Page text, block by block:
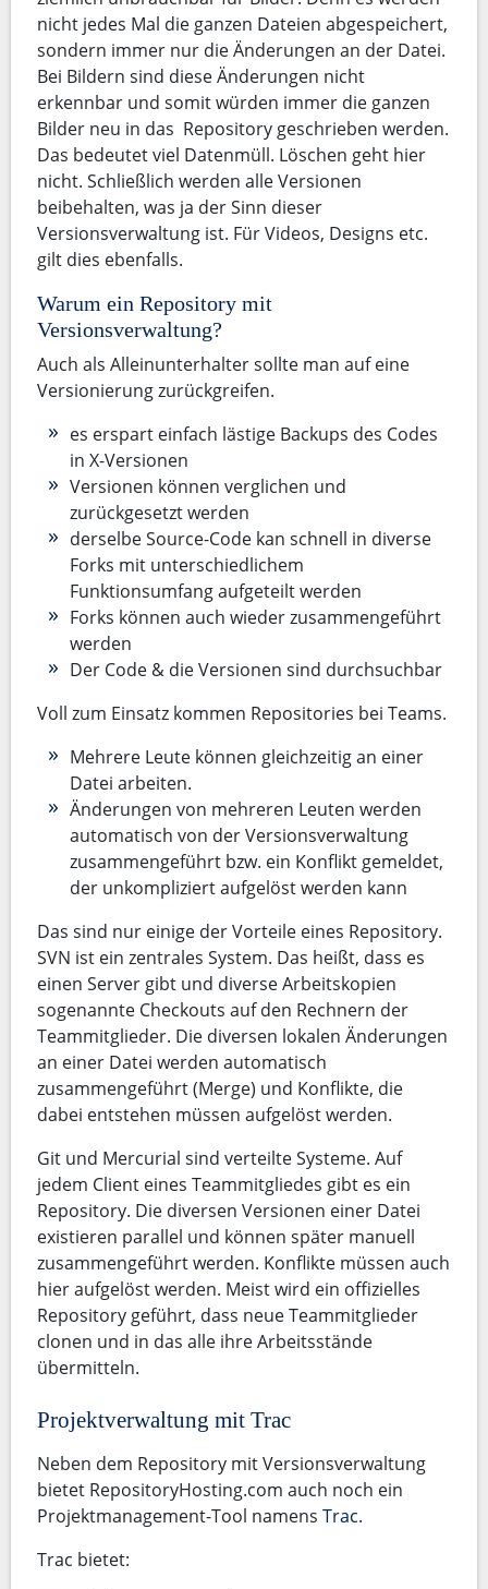
nicht jedes Mal die ganzen Dateien abgespeichert,
sondern immer nur die Änderungen an der Datei.
Bei Bildern sind diese Änderungen nicht
erkennbar und somit würden immer die ganzen
Bilder neu in das Repository geschrieben werden.
Das bedeutet viel Datenmüll. Löschen geht hier
nicht. Schließlich werden alle Versionen
beibehalten, was ja der Sinn dieser
Versionsverwaltung ist. Für Videos, Designs etc.
gilt dies ebenfalls.
Warum ein Repository mit
Versionsverwaltung?
Auch als Alleinunterhalter sollte man auf eine
Versionierung zurückgreifen.
es erspart einfach lästige Backups des Codes
in X-Versionen
Versionen können verglichen und
zurückgesetzt werden
derselbe Source-Code kan schnell in diverse
Forks mit unterschiedlichem
Funktionsumfang aufgeteilt werden
Forks können auch wieder zusammengeführt
werden
Der Code & die Versionen sind durchsuchbar
Voll zum Einsatz kommen Repositories bei Teams.
Mehrere Leute können gleichzeitig an einer
Datei arbeiten.
Änderungen von mehreren Leuten werden
automatisch von der Versionsverwaltung
zusammengeführt bzw. ein Konflikt gemeldet,
der unkompliziert aufgelöst werden kann
Das sind nur einige der Vorteile eines Repository.
SVN ist ein zentrales System. Das heißt, dass es
einen Server gibt und diverse Arbeitskopien
sogenannte Checkouts auf den Rechnern der
Teammitglieder. Die diversen lokalen Änderungen
an einer Datei werden automatisch
zusammengeführt (Merge) und Konflikte, die
dabei entstehen müssen aufgelöst werden.
Git und Mercurial sind verteilte Systeme. Auf
jedem Client eines Teammitgliedes gibt es ein
Repository. Die diversen Versionen einer Datei
existieren parallel und können später manuell
zusammengeführt werden. Konflikte müssen auch
hier aufgelöst werden. Meist wird ein offizielles
Repository geführt, dass neue Teammitglieder
clonen und in das alle ihre Arbeitsstände
übermitteln.
Projektverwaltung mit Trac
Neben dem Repository mit Versionsverwaltung
bietet RepositoryHosting.com auch noch ein
Projektmanagement-Tool namens Trac.
Trac bietet: